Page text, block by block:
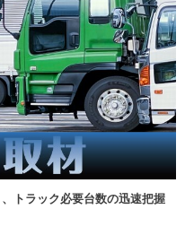
トラック必要台数の迅速把握